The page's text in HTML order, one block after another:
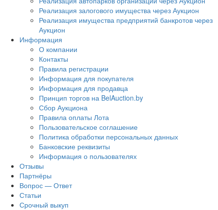
Реализация залогового имущества через Аукцион
Реализация имущества предприятий банкротов через
Аукцион
Информация
О компании
Контакты
Правила регистрации
Информация для покупателя
Информация для продавца
Принцип торгов на BelAuction.by
Сбор Аукциона
Правила оплаты Лота
Пользовательское соглашение
Политика обработки персональных данных
Банковские реквизиты
Информация о пользователях
Отзывы
Партнёры
Вопрос — Ответ
Статьи
Срочный выкуп